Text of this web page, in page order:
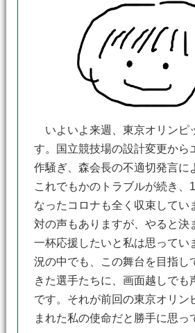
いよいよ来週、東京オリンピ
す。国立競技場の設計変更から
作騒ぎ、森会長の不適切発言に
これでもかのトラブルが続き、
なったコロナも全く収束してい
対の声もありますが、やると決
一杯応援したいと私は思ってい
況の中でも、この舞台を目指し
きた選手たちに、画面越しでも
です。それが前回の東京オリン
まれた私の使命だと勝手に思っ